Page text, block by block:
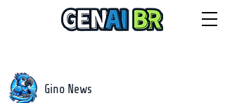
Gino News